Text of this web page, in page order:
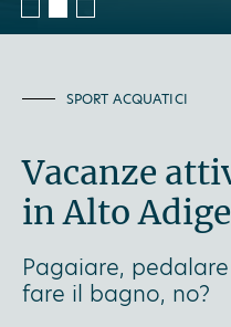
SPORT ACQUATICI
Vacanze
in Alto Adige
Pagaiare,
fare il bagno, no?